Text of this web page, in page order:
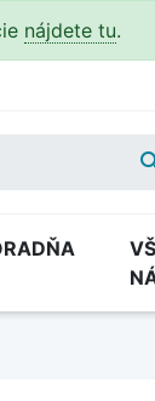
nájdete tu.